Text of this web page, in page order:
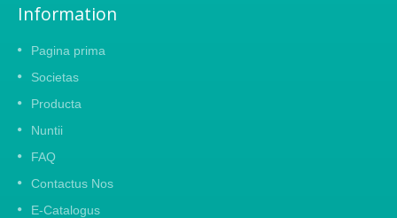
Information
Pagina prima
Societas
Producta
Nuntii
FAQ
Contactus Nos
E-Catalogus